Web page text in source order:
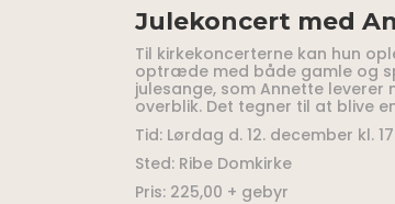
Julekoncert med
Til kirkekoncerterne kan hun
optræde med både gamle og
julesange, som Annette
overblik. Det tegner til at blive
Tid: Lørdag d. 12. december kl.
Sted: Ribe Domkirke
Pris: 225,00 + gebyr